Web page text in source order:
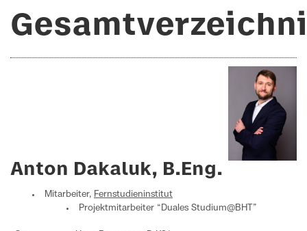
Anton Dakaluk, B.Eng.
Mitarbeiter, Fernstudieninstitut
Projektmitarbeiter “Duales Studium@BHT”